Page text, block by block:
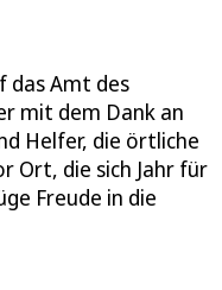
das Amt des
mit dem Dank an
Helfer, die örtliche
Ort, die sich Jahr für
Freude in die